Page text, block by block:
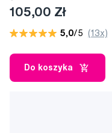
105,00 Zł
5,0/5 (13x)
Do koszyka